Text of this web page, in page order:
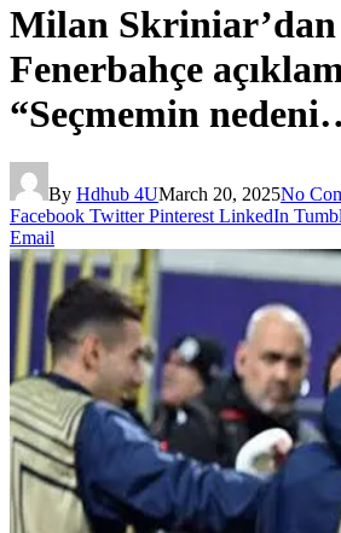
Milan Skriniar’dan
Fenerbahçe
“Seçmemin
By Hdhub 4UMarch 20, 2025No
Facebook Twitter Pinterest LinkedIn
Email